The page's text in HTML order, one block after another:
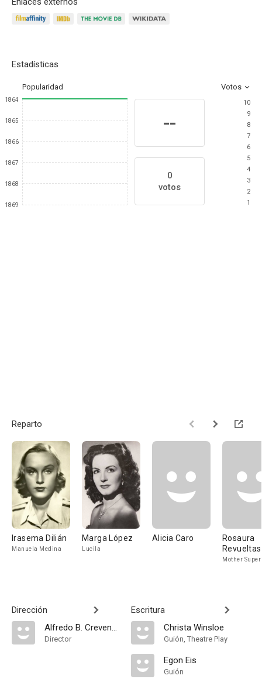
Estadísticas
Popularidad Votos
1864
1865
1866
1867
1868
1869
--
0
votos
10
9
8
7
6
5
4
3
2
1
Reparto
Irasema Dilián
Manuela Medina
Marga López
Lucila
Alicia Caro
Rosaura
Revueltas
Mother
Dirección
Alfredo B. Crevenna
Director
Escritura
Christa Winsloe
Guión, Theatre Play
Egon Eis
Guión